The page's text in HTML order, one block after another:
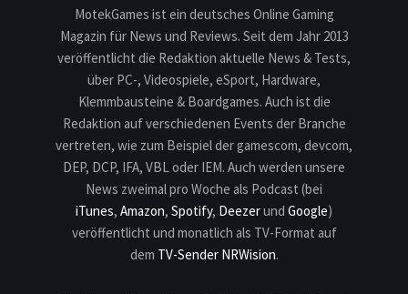
MotekGames ist ein deutsches Online Gaming
Magazin für News und Reviews. Seit dem Jahr 2013
veröffentlicht die Redaktion aktuelle News & Tests,
über PC-, Videospiele, eSport, Hardware,
Klemmbausteine & Boardgames. Auch ist die
Redaktion auf verschiedenen Events der Branche
vertreten, wie zum Beispiel der gamescom, devcom,
DEP, DCP, IFA, VBL oder IEM. Auch werden unsere
News zweimal pro Woche als Podcast (bei
iTunes, Amazon, Spotify, Deezerund Google)
veröffentlicht und monatlich als TV-Format auf
dem TV-Sender NRWision.